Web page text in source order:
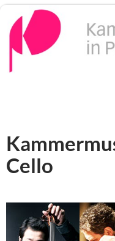
Inhalt
springen
Cello